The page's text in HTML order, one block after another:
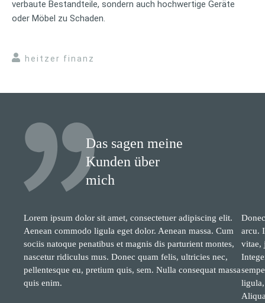
verbaute Bestandteile, sondern auch hochwertige Geräte
oder Möbel zu Schaden.
heitzer finanz
Das sagen meine
Kunden über
mich
Lorem ipsum dolor sit amet, consectetuer adipiscing elit.
Aenean commodo ligula eget dolor. Aenean massa. Cum
sociis natoque penatibus et magnis dis parturient montes,
nascetur ridiculus mus. Donec quam felis, ultricies nec,
pellentesque eu, pretium quis, sem. Nulla consequat massa
quis enim.
arcu.
vitae,